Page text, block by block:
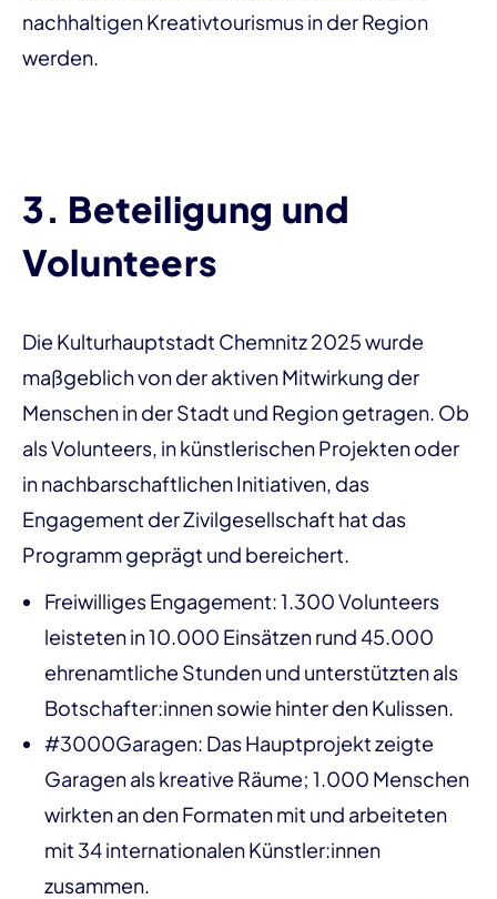
nachhaltigen Kreativtourismus in der Region
werden.
3. Beteiligung und
Volunteers
Die Kulturhauptstadt Chemnitz 2025 wurde
maßgeblich von der aktiven Mitwirkung der
Menschen in der Stadt und Region getragen. Ob
als Volunteers, in künstlerischen Projekten oder
in nachbarschaftlichen Initiativen, das
Engagement der Zivilgesellschaft hat das
Programm geprägt und bereichert.
Freiwilliges Engagement: 1.300 Volunteers
leisteten in 10.000 Einsätzen rund 45.000
ehrenamtliche Stunden und unterstützten als
Botschafter:innen sowie hinter den Kulissen.
#3000Garagen: Das Hauptprojekt zeigte
Garagen als kreative Räume; 1.000 Menschen
wirkten an den Formaten mit und arbeiteten
mit 34 internationalen Künstler:innen
zusammen.